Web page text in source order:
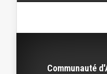
Communauté